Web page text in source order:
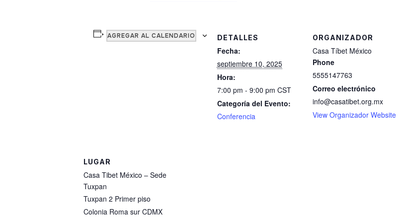
AGREGAR AL CALENDARIO DETALLES
Fecha:
septiembre 10, 2025
Hora:
7:00 pm - 9:00 pm CST
Categoría del Evento:
Conferencia
ORGANIZADOR
Casa Tíbet México
Phone
5555147763
Correo electrónico
info@casatibet.org.mx
View Organizador Website
LUGAR
Casa Tibet México – Sede
Tuxpan
Tuxpan 2 Primer piso
Colonia Roma sur CDMX